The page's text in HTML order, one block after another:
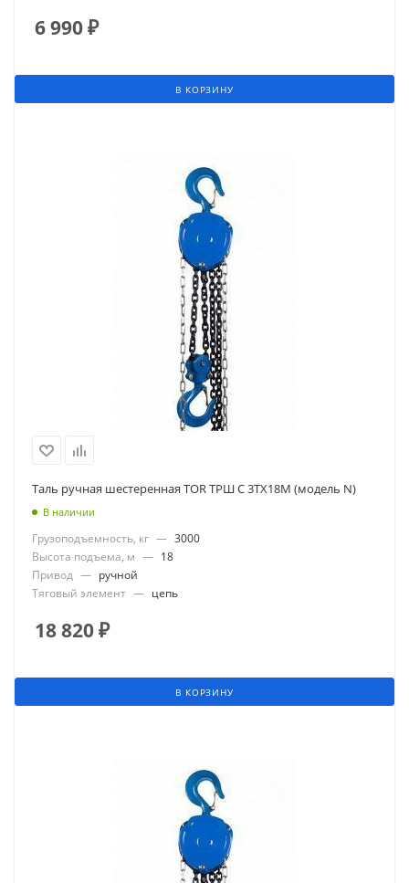
6 990₽
В КОРЗИНУ
Таль ручная шестеренная TOR ТРШ C 3ТХ18М (модель N)
В наличии
Грузоподъемность, кг — 3000
Высота подъема, м — 18
Привод — ручной
Тяговый элемент — цепь
18 820₽
В КОРЗИНУ